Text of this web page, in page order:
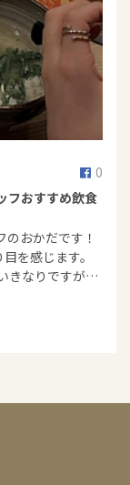
0
フおすすめ飲食
おかだです！
を感じます。
きなりですが…